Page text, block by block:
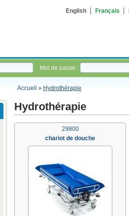
English Français
Mot de passe :
Accueil » Hydrothérapie
Hydrothérapie
29800
chariot de douche